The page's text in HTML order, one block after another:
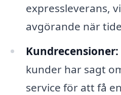
expressleverans,
avgörande när
Kundrecensioner:
kunder har sagt
service för att få